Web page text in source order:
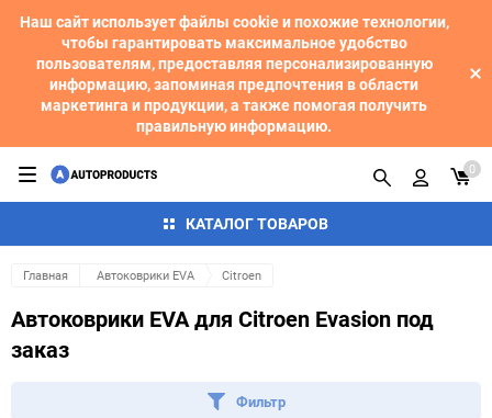
Наш сайт использует файлы cookie и похожие технологии,
чтобы гарантировать максимальное удобство
пользователям, предоставляя персонализированную
информацию, запоминая предпочтения в области
маркетинга и продукции, а также помогая получить
правильную информацию.
КАТАЛОГ ТОВАРОВ
0
Главная Автоковрики EVA Citroen
Автоковрики EVA для Citroen Evasion под
заказ
Фильтр